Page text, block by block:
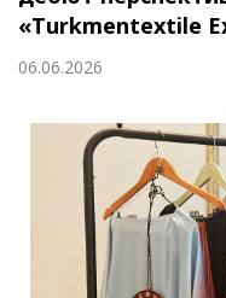
«Turkmentextile
06.06.2026